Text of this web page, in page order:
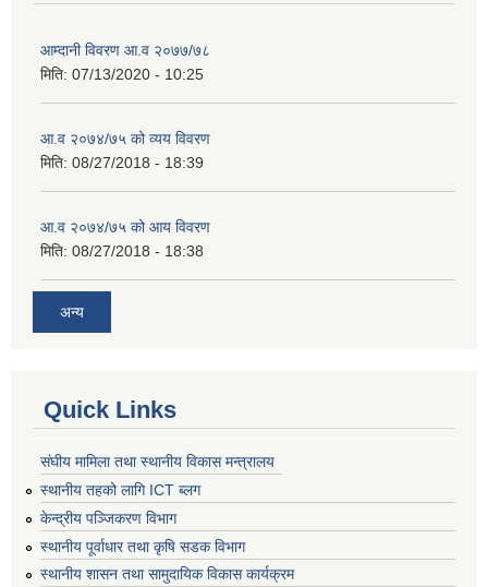
आम्दानी विवरण आ.व २०७७/७८
मिति: 07/13/2020 - 10:25
आ.व २०७४/७५ को व्यय विवरण
मिति: 08/27/2018 - 18:39
आ.व २०७४/७५ को आय विवरण
मिति: 08/27/2018 - 18:38
अन्य
Quick Links
संघीय मामिला तथा स्थानीय विकास मन्त्रालय
स्थानीय तहको लागि ICT ब्लग
केन्द्रीय पञ्जिकरण विभाग
स्थानीय पूर्वाधार तथा कृषि सडक विभाग
स्थानीय शासन तथा सामुदायिक विकास कार्यक्रम